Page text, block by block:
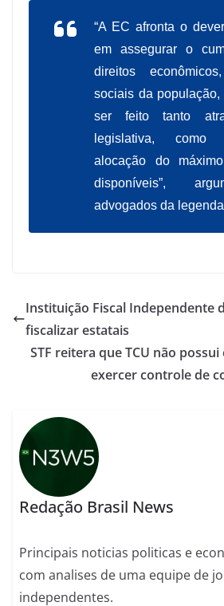
“A EC afronta o
em assegurar o
direitos
sociais da
ser feito tanto
legislativa,
alocação do
disponíveis”,
advogados da
Instituição Fiscal Independente
fiscalizar estatais
STF reitera que TCU não
exercer controle de
Redação Brasil News
Principais noticias politicas e
com analises de uma equipe de
independentes.